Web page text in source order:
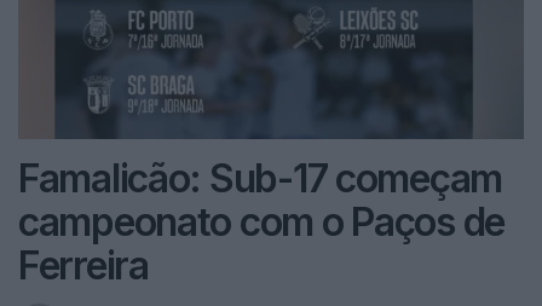
Famalicão: Sub-17 começam
campeonato com o Paços de
Ferreira